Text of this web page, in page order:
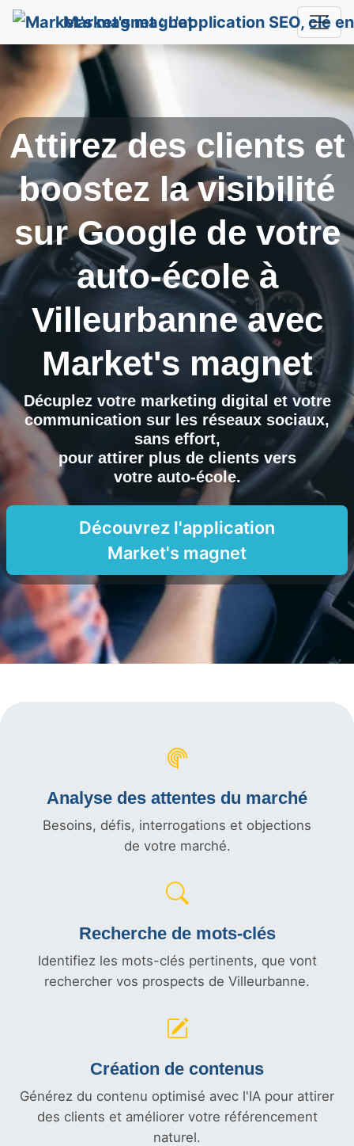
Market's magnet
Attirez des clients et
boostez la visibilité
sur Google de votre
auto-école à
Villeurbanneavec
Market's magnet
Décuplez votre marketing digital et votre
communication sur les réseaux sociaux,
sans effort,
pour attirer plus de clients vers
votre auto-école.
Découvrez l'application
Market's magnet
Analyse des attentes du marché
Besoins, défis, interrogations et objections
de votre marché.
Recherche de mots-clés
Identifiez les mots-clés pertinents, que vont
rechercher vos prospects de Villeurbanne.
Création de contenus
Générez du contenu optimisé avec l'IA pour attirer
des clients et améliorer votre référencement
naturel.